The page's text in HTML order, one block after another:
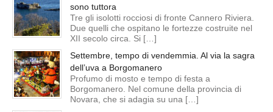
sono tuttora
Tre gli isolotti rocciosi di fronte Cannero Riviera.
Due quelli che ospitano le fortezze costruite nel
XII secolo circa. Si […]
Settembre, tempo di vendemmia. Al via la sagra
dell’uva a Borgomanero
Profumo di mosto e tempo di festa a
Borgomanero. Nel comune della provincia di
Novara, che si adagia su una […]